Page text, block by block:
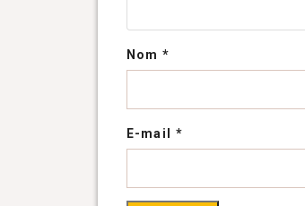
Nom *
E-mail *